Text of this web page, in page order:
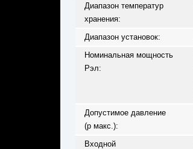
Диапазон температур
хранения:
Диапазон установок:
Номинальная мощность
Pэл:
Допустимое давление
(p макс.):
Входной